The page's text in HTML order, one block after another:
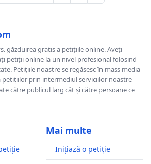
găzduirea gratis a petițiile online. Aveți
petiții online la un nivel profesional folosind
Petițiile noastre se regăsesc în mass media
petițiilor prin intermediul serviciilor noastre
către publicul larg cât și către persoane ce
Mai multe
Inițiază o petiție